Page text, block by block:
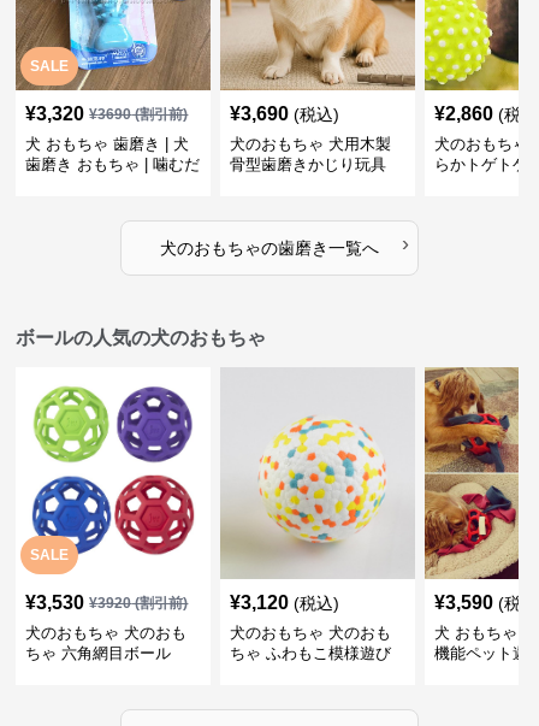
SALE
¥3,320 ¥3690(割引前)
犬 おもちゃ 歯磨き | 犬
歯磨き おもちゃ | 噛むだ
¥3,690 (税込)
犬のおもちゃ 犬用木製
骨型歯磨きかじり玩具
¥2,860 (税
犬のおもちゃ
らかトゲトゲ
犬のおもちゃの歯磨き一覧へ ›
ボールの人気の犬のおもちゃ
SALE
¥3,530 ¥3920(割引前)
犬のおもちゃ 犬のおも
ちゃ 六角網目ボール
¥3,120 (税込)
犬のおもちゃ 犬のおも
ちゃ ふわもこ模様遊び
¥3,590 (税
犬 おもちゃ
機能ペット遊